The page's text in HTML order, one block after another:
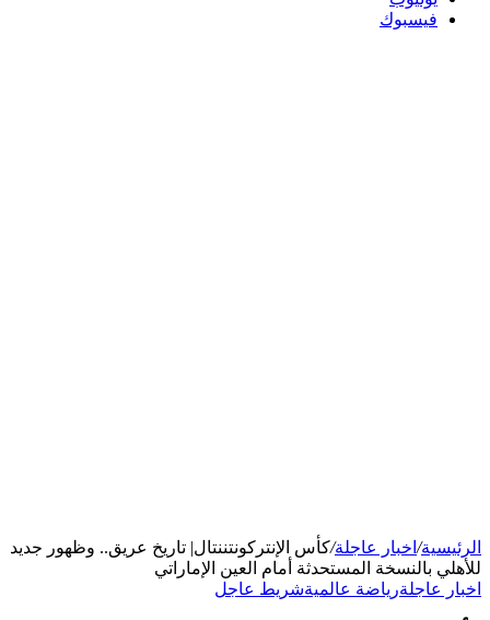
فيسبوك
الرئيسية/ اخبار عاجلة/كأس الإنتركونتننتال| تاريخ عريق.. وظهور جديد
للأهلي بالنسخة المستحدثة أمام العين الإماراتي
اخبار عاجلةرياضة عالميةشريط عاجل